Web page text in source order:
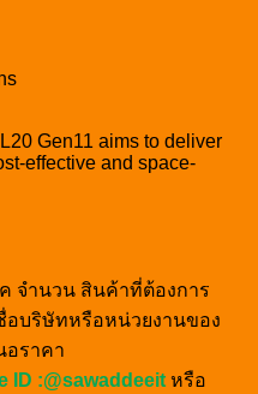
Gen11 aims to deliver
effective and space-
จำนวน สินค้าที่ต้องการ
อบริษัทหรือหน่วยงานของ
อราคา
ID :@sawaddeeit หรือ